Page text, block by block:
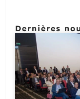
Dernières